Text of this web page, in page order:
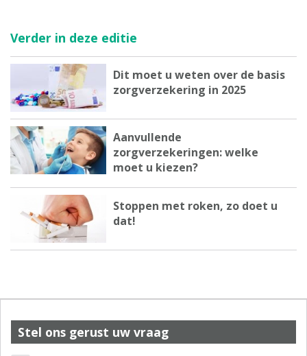
Verder in deze editie
Dit moet u weten over de basis
zorgverzekering in 2025
Aanvullende
zorgverzekeringen: welke
moet u kiezen?
Stoppen met roken, zo doet u
dat!
Stel ons gerust uw vraag